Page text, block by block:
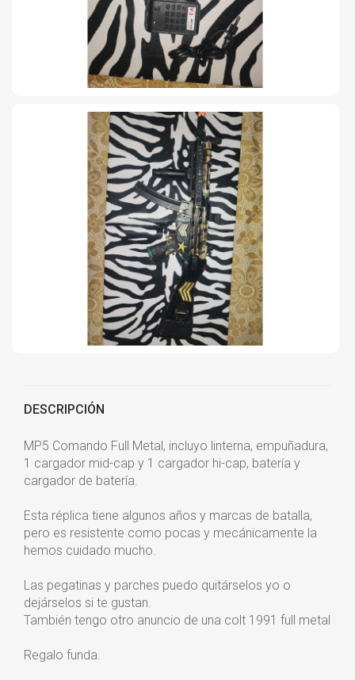
DESCRIPCIÓN
MP5 Comando Full Metal, incluyo linterna, empuñadura,
1 cargador mid-cap y 1 cargador hi-cap, batería y
cargador de batería.
Esta réplica tiene algunos años y marcas de batalla,
pero es resistente como pocas y mecánicamente la
hemos cuidado mucho.
Las pegatinas y parches puedo quitárselos yo o
dejárselos si te gustan.
También tengo otro anuncio de una colt 1991 full metal
Regalo funda.